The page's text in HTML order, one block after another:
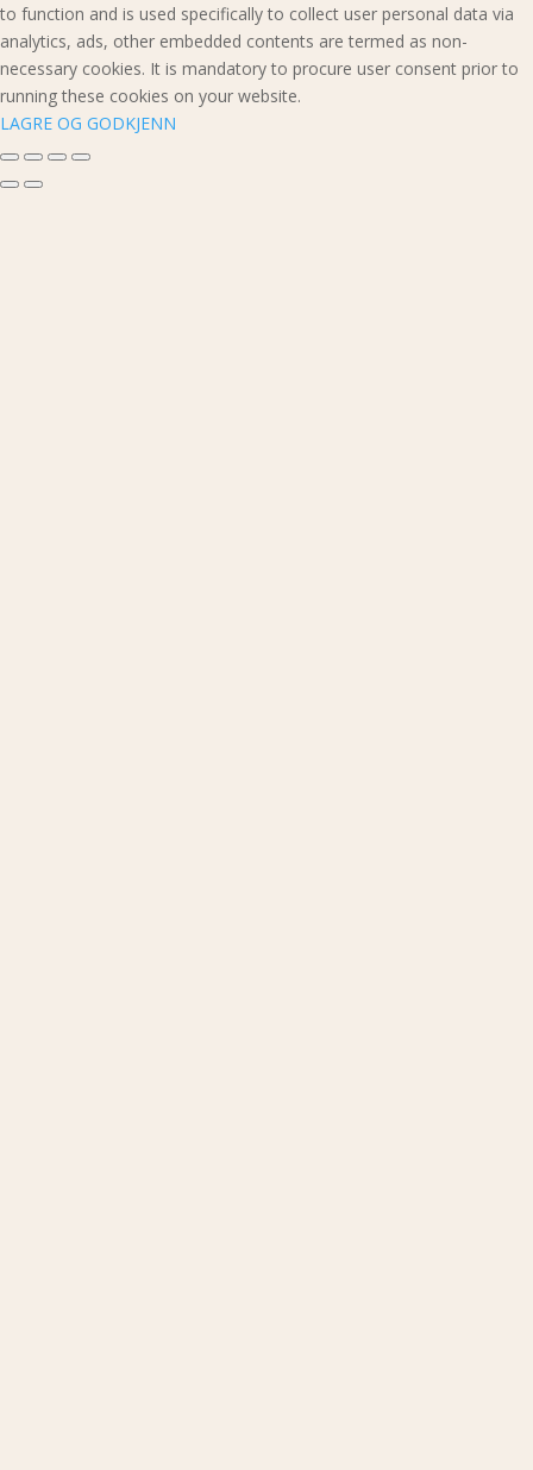
to function and is used specifically to collect user personal data via
analytics, ads, other embedded contents are termed as non-
necessary cookies. It is mandatory to procure user consent prior to
running these cookies on your website.
LAGRE OG GODKJENN